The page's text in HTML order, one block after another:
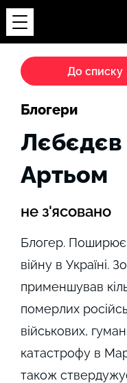
До списку
Блогери
Лєбєдєв
Артьом
не з'ясовано
Блогер.
війну в Україні.
применшував
померлих
військових,
катастрофу в
також